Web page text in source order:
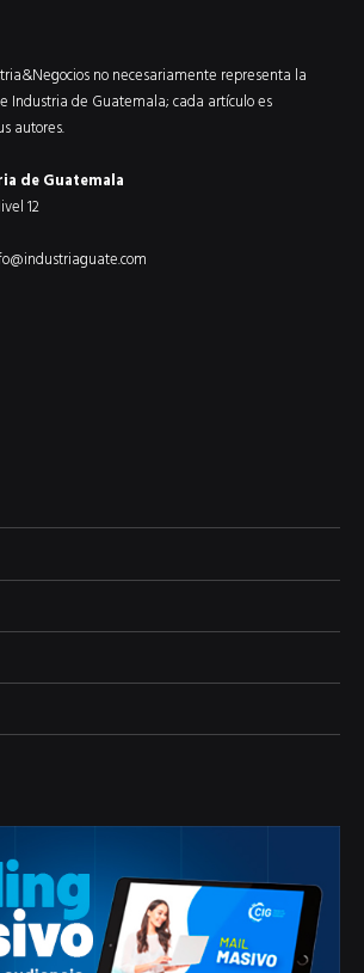
no necesariamente representa la
Industria de Guatemala; cada artículo es
autores.
de Guatemala
12